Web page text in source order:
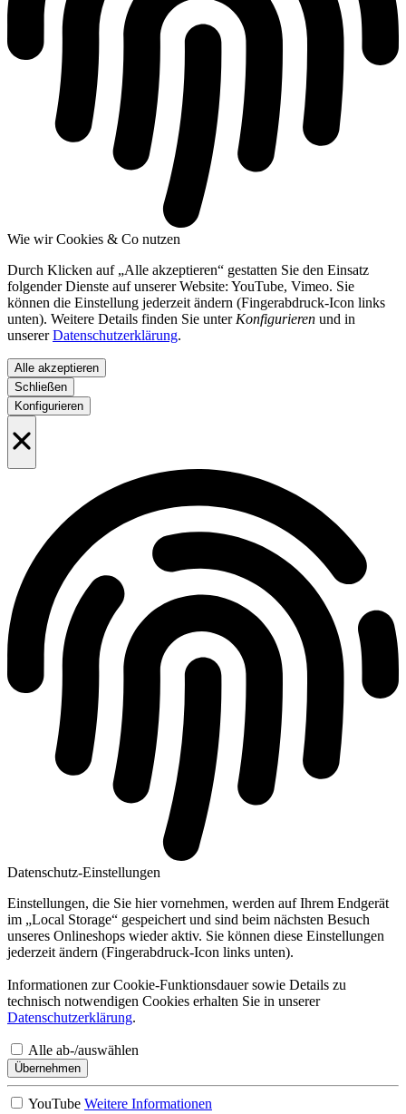
Wie wir Cookies & Co nutzen
Durch Klicken auf „Alle akzeptieren“ gestatten Sie den Einsatz
folgender Dienste auf unserer Website: YouTube, Vimeo. Sie
können die Einstellung jederzeit ändern (Fingerabdruck-Icon links
unten). Weitere Details finden Sie unter Konfigurieren und in
unsererDatenschutzerklärung.
Alle akzeptieren
Schließen
Konfigurieren
Datenschutz-Einstellungen
Einstellungen, die Sie hier vornehmen, werden auf Ihrem Endgerät
im „Local Storage“ gespeichert und sind beim nächsten Besuch
unseres Onlineshops wieder aktiv. Sie können diese Einstellungen
jederzeit ändern (Fingerabdruck-Icon links unten).
Informationen zur Cookie-Funktionsdauer sowie Details zu
technisch notwendigen Cookies erhalten Sie in unserer
Datenschutzerklärung.
Alle ab-/auswählen
Übernehmen
YouTube Weitere Informationen